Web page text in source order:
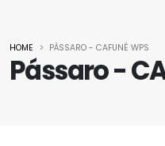
Pássaro -
HOME PÁSSARO - CAFUNÉ WPS